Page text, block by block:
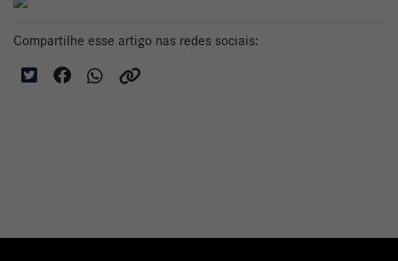
Compartilhe esse artigo nas redes sociais: